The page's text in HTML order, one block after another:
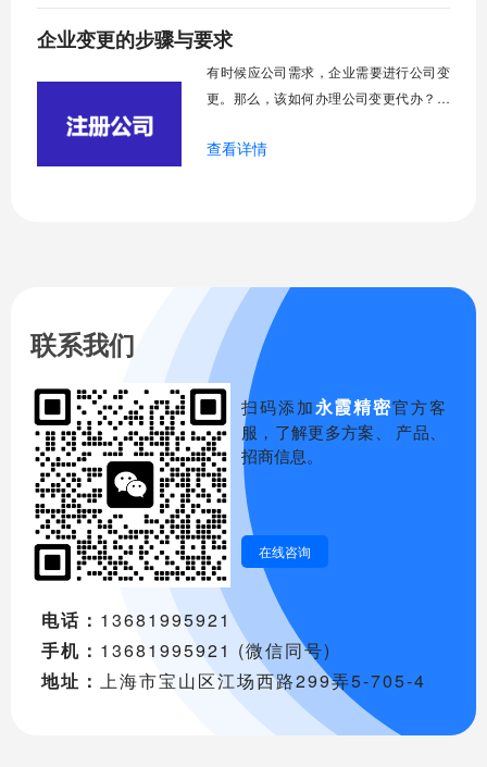
企业变更的步骤与要求
​有时候应公司需求，企业需要进行公司变
更。那么，该如何办理公司变更代办？需
将针对这些问题做出简要介绍，希望对大
查看详情
联系我们
扫码添加永霞精密官方客
服，了解更多方案、 产品、
招商信息。
在线咨询
电话： 13681995921
手机： 13681995921 (微信同号)
地址： 上海市宝山区江场西路299弄5-705-4